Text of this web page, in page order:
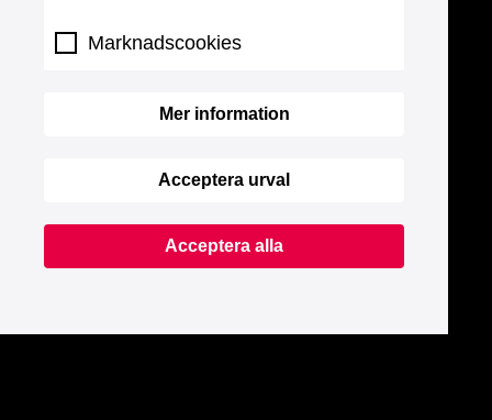
Marknadscookies
Mer information
Acceptera urval
Acceptera alla